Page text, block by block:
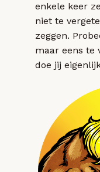
enkele keer
niet te
zeggen.
maar eens te
doe jij